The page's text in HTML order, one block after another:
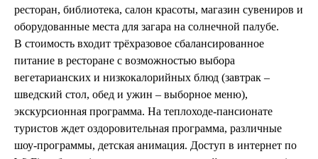
ресторан, библиотека, салон красоты, магазин сувениров и
оборудованные места для загара на солнечной палубе.
В стоимость входит трёхразовое сбалансированное
питание в ресторане с возможностью выбора
вегетарианских и низкокалорийных блюд (завтрак –
шведский стол, обед и ужин – выборное меню),
экскурсионная программа. На теплоходе-пансионате
туристов ждет оздоровительная программа, различные
шоу-программы, детская анимация. Доступ в интернет по